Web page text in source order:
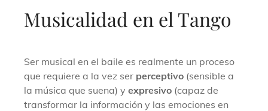
Musicalidad en el Tango
Ser musical en el baile es realmente un proceso
que requiere a la vez ser perceptivo (sensible a
la música que suena) y expresivo (capaz de
transformar la información y las emociones en